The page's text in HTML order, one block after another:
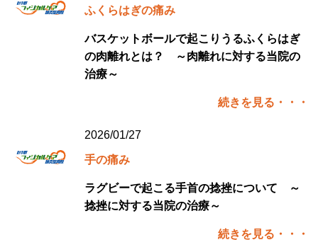
ふくらはぎの痛み
バスケットボールで起こりうるふくらはぎ
の肉離れとは？ ～肉離れに対する当院の
治療～
続きを見る・・・
2026/01/27
手の痛み
ラグビーで起こる手首の捻挫について ～
捻挫に対する当院の治療～
続きを見る・・・